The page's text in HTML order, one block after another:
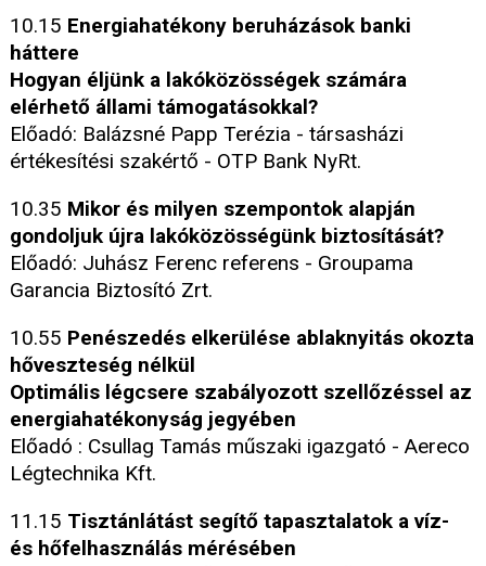
10.15 Energiahatékony beruházások banki
háttere
Hogyan éljünk a lakóközösségek számára
elérhető állami támogatásokkal?
Előadó: Balázsné Papp Terézia - társasházi
értékesítési szakértő - OTP Bank NyRt.
10.35 Mikor és milyen szempontok alapján
gondoljuk újra lakóközösségünk biztosítását?
Előadó: Juhász Ferenc referens - Groupama
Garancia Biztosító Zrt.
10.55 Penészedés elkerülése ablaknyitás okozta
hőveszteség nélkül
Optimális légcsere szabályozott szellőzéssel az
energiahatékonyság jegyében
Előadó : Csullag Tamás műszaki igazgató - Aereco
Légtechnika Kft.
11.15 Tisztánlátást segítő tapasztalatok a víz-
és hőfelhasználás mérésében